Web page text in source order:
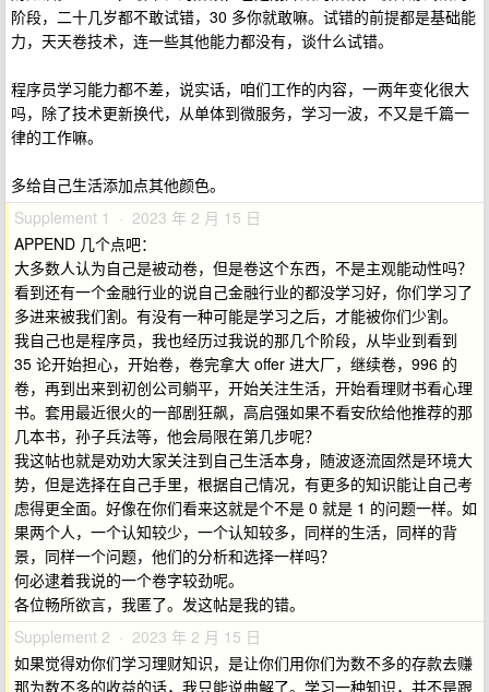
阶段，二十几岁都不敢试错，30 多你就敢嘛。试错的前提都是基础能
力，天天卷技术，连一些其他能力都没有，谈什么试错。
程序员学习能力都不差，说实话，咱们工作的内容，一两年变化很大
吗，除了技术更新换代，从单体到微服务，学习一波，不又是千篇一
律的工作嘛。
多给自己生活添加点其他颜色。
Supplement 1 · 2023 年 2 月 15 日
APPEND 几个点吧：
大多数人认为自己是被动卷，但是卷这个东西，不是主观能动性吗？
看到还有一个金融行业的说自己金融行业的都没学习好，你们学习了
多进来被我们割。有没有一种可能是学习之后，才能被你们少割。
我自己也是程序员，我也经历过我说的那几个阶段，从毕业到看到
35 论开始担心，开始卷，卷完拿大 offer 进大厂，继续卷，996 的
卷，再到出来到初创公司躺平，开始关注生活，开始看理财书看心理
书。套用最近很火的一部剧狂飙，高启强如果不看安欣给他推荐的那
几本书，孙子兵法等，他会局限在第几步呢？
我这帖也就是劝劝大家关注到自己生活本身，随波逐流固然是环境大
势，但是选择在自己手里，根据自己情况，有更多的知识能让自己考
虑得更全面。好像在你们看来这就是个不是 0 就是 1 的问题一样。如
果两个人，一个认知较少，一个认知较多，同样的生活，同样的背
景，同样一个问题，他们的分析和选择一样吗？
何必逮着我说的一个卷字较劲呢。
各位畅所欲言，我匿了。发这帖是我的错。
Supplement 2 · 2023 年 2 月 15 日
如果觉得劝你们学习理财知识，是让你们用你们为数不多的存款去赚
那为数不多的收益的话，我只能说曲解了。学习一种知识，并不是跟